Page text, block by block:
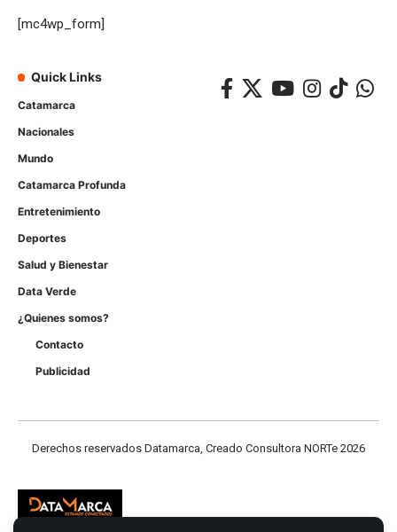
[mc4wp_form]
Quick Links
Catamarca
Nacionales
Mundo
Catamarca Profunda
Entretenimiento
Deportes
Salud y Bienestar
Data Verde
¿Quienes somos?
Contacto
Publicidad
Derechos reservados Datamarca, Creado Consultora NORTe 2026